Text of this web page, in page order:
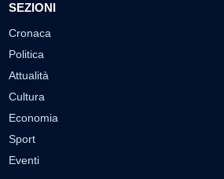
SEZIONI
Cronaca
Politica
Attualità
Cultura
Economia
Sport
Eventi